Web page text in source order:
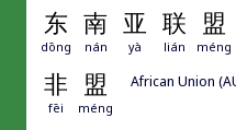
东 南 亚 联 盟
dōng nán yà lián méng
非 盟
fēi méng
African Union